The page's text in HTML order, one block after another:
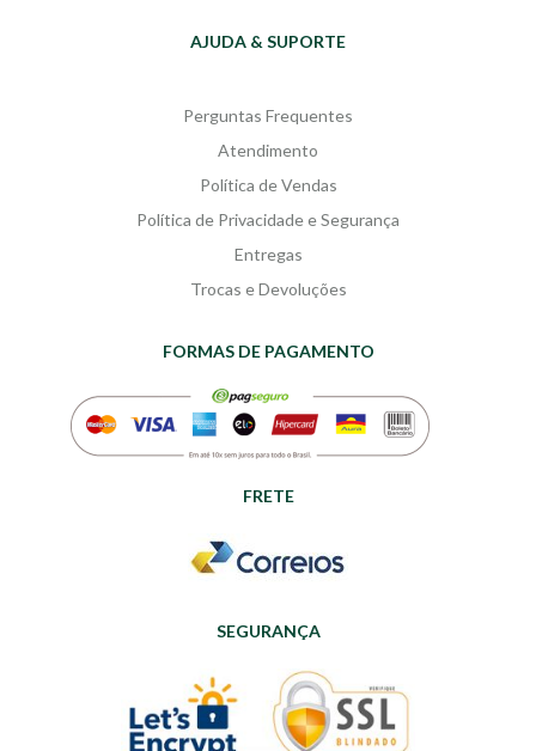
AJUDA & SUPORTE
Perguntas Frequentes
Atendimento
Política de Vendas
Política de Privacidade e Segurança
Entregas
Trocas e Devoluções
FORMAS DE PAGAMENTO
FRETE
SEGURANÇA